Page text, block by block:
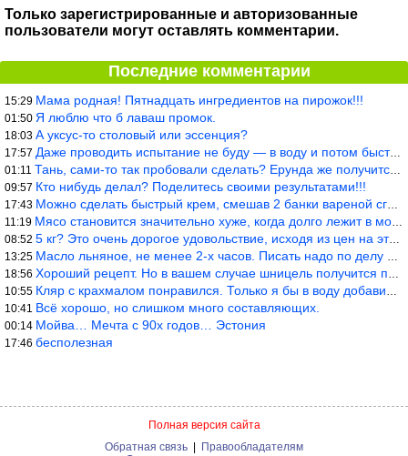
Только зарегистрированные и авторизованные
пользователи могут оставлять комментарии.
Последние комментарии
15:29 Мама родная! Пятнадцать ингредиентов на пирожок!!!
01:50 Я люблю что б лаваш промок.
18:03 А уксус-то столовый или эссенция?
17:57 Даже проводить испытание не буду — в воду и потом быстро в раска
01:11 Тань, сами-то так пробовали сделать? Ерунда же получится. Нет, с
09:57 Кто нибудь делал? Поделитесь своими результатами!!!
17:43 Можно сделать быстрый крем, смешав 2 банки вареной сгущенки со с
11:19 Мясо становится значительно хуже, когда долго лежит в морозилке
08:52 5 кг? Это очень дорогое удовольствие, исходя из цен на эту ягоду
13:25 Масло льняное, не менее 2-х часов. Писать надо по делу и подробн
18:56 Хороший рецепт. Но в вашем случае шницель получится парено-варен
10:55 Кляр с крахмалом понравился. Только я бы в воду добавил бы молок
10:41 Всё хорошо, но слишком много составляющих.
00:14 Мойва… Мечта с 90х годов… Эстония
17:46 бесполезная
Полная версия сайта
Обратная связь
Правообладателям